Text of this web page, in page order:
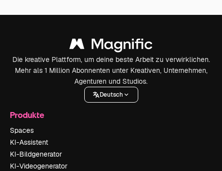
Die kreative Plattform, um deine beste Arbeit zu verwirklichen.
Mehr als 1 Million Abonnenten unter Kreativen, Unternehmen,
Agenturen und Studios.
Deutsch
Produkte
Spaces
KI-Assistent
KI-Bildgenerator
KI-Videogenerator